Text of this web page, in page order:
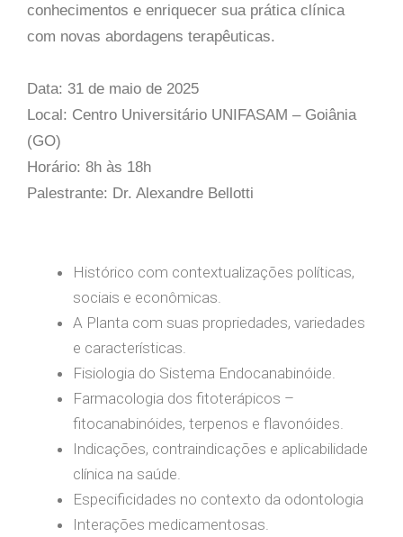
conhecimentos e enriquecer sua prática clínica
com novas abordagens terapêuticas.
Data: 31 de maio de 2025
Local: Centro Universitário UNIFASAM – Goiânia
(GO)
Horário: 8h às 18h
Palestrante: Dr. Alexandre Bellotti
Histórico com contextualizações políticas,
sociais e econômicas.
A Planta com suas propriedades, variedades
e características.
Fisiologia do Sistema Endocanabinóide.
Farmacologia dos fitoterápicos –
fitocanabinóides, terpenos e flavonóides.
Indicações, contraindicações e aplicabilidade
clínica na saúde.
Especificidades no contexto da odontologia
Interações medicamentosas.